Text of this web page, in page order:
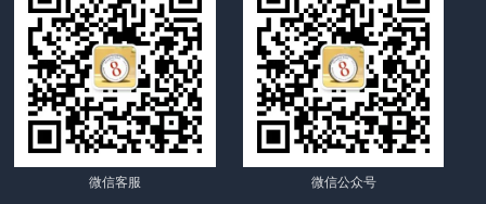
微信客服 微信公众号